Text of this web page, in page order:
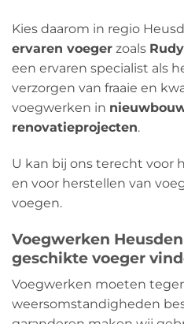
Kies daarom in regio
ervaren voeger zoals
een ervaren specialist als
verzorgen van fraaie en
voegwerken in
renovatieprojecten.
U kan bij ons terecht voor
en voor herstellen van
voegen.
Voegwerken
geschikte voeger
Voegwerken moeten
weersomstandigheden